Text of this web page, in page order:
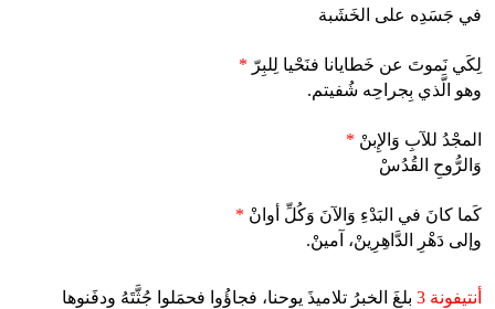
في جَسَدِه على الخَشَبة
لِكَي نَموتَ عن خَطايانا فنَحْيا لِلبِرّ *
وهو الَّذي بِجراحِه شُفيتم.
المجْدُ للآبِ وَالإِبنْ *
وَالرُّوحِ القُدُسْ
كَما كانَ في البَدْءِ وَالآنَ وَكُلِّ أوانْ *
وإلى دَهْرِ الدَّاهِرِينْ، آمينْ.
أنتيفونة 3 بلغَ الخبرُ تلاميذَ يوحنا، فجاؤُوا فحمَلوا جُثَّتَهُ ودفَنوها